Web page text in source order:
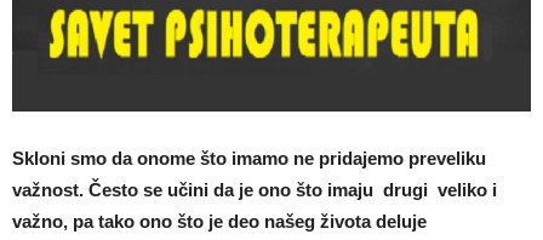
Skloni smo da onome što imamo ne pridajemo preveliku
važnost. Često se učini da je ono što imaju drugi veliko i
važno, pa tako ono što je deo našeg života deluje